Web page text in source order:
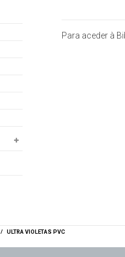
Para aceder à
/ ULTRA VIOLETAS PVC